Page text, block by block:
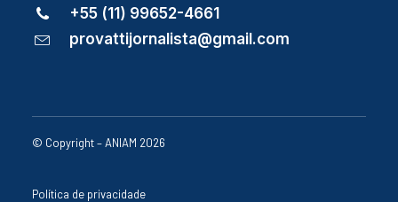
+55 (11) 99652-4661
provattijornalista@gmail.com
© Copyright – ANIAM 2026
Política de privacidade